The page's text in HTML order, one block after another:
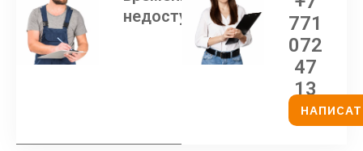
недоступен
771
072
47
13